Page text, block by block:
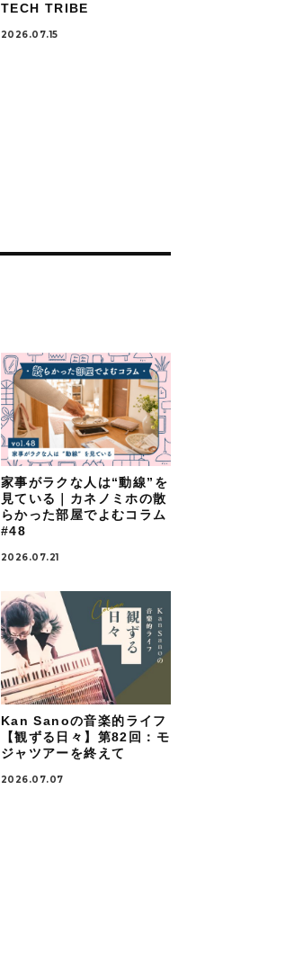
TECH TRIBE
2026.07.15
家事がラクな人は“動線”を
見ている｜カネノミホの散
らかった部屋でよむコラム
#48
2026.07.21
Kan Sanoの音楽的ライフ
【観ずる日々】第82回：モ
ジャツアーを終えて
2026.07.07